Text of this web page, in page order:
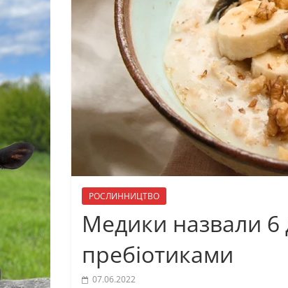
РОСЛИННИЦТВО
Медики назвали 6
пребіотиками
07.06.2022